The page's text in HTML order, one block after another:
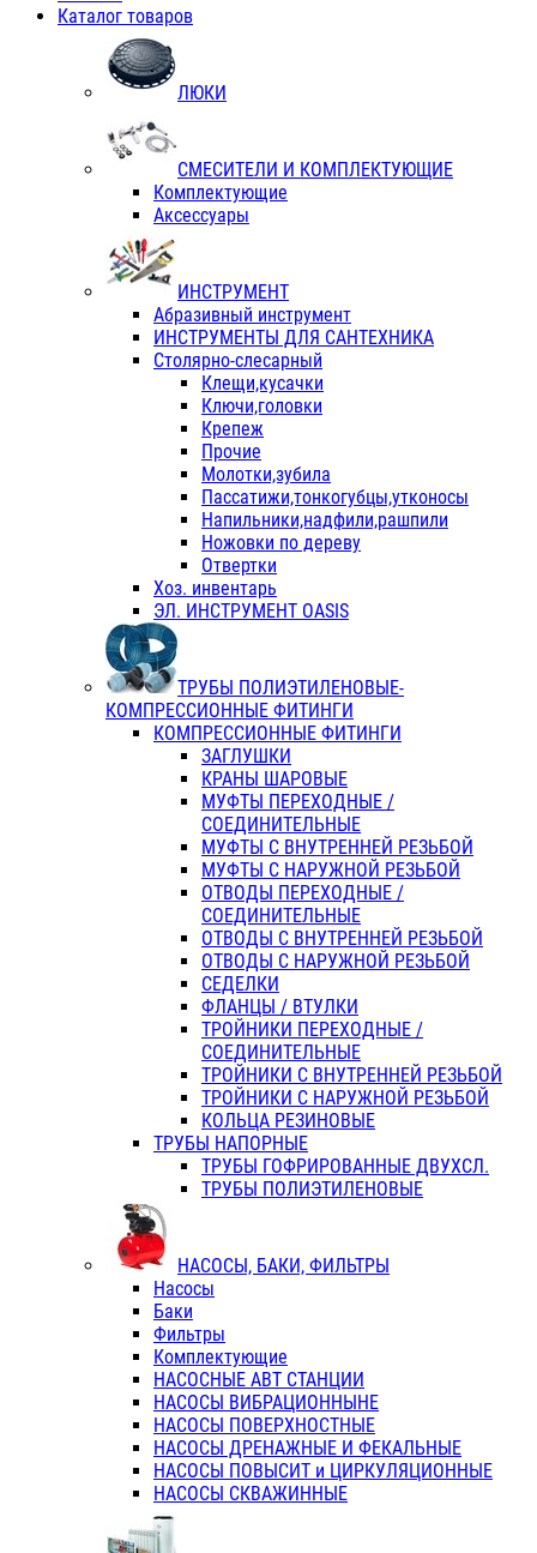
Каталог товаров
ЛЮКИ
СМЕСИТЕЛИ И КОМПЛЕКТУЮЩИЕ
Комплектующие
Аксессуары
ИНСТРУМЕНТ
Абразивный инструмент
ИНСТРУМЕНТЫ ДЛЯ САНТЕХНИКА
Столярно-слесарный
Клещи,кусачки
Ключи,головки
Крепеж
Прочие
Молотки,зубила
Пассатижи,тонкогубцы,утконосы
Напильники,надфили,рашпили
Ножовки по дереву
Отвертки
Хоз. инвентарь
ЭЛ. ИНСТРУМЕНТ OASIS
ТРУБЫ ПОЛИЭТИЛЕНОВЫЕ-
КОМПРЕССИОННЫЕ ФИТИНГИ
КОМПРЕССИОННЫЕ ФИТИНГИ
ЗАГЛУШКИ
КРАНЫ ШАРОВЫЕ
МУФТЫ ПЕРЕХОДНЫЕ /
СОЕДИНИТЕЛЬНЫЕ
МУФТЫ С ВНУТРЕННЕЙ РЕЗЬБОЙ
МУФТЫ С НАРУЖНОЙ РЕЗЬБОЙ
ОТВОДЫ ПЕРЕХОДНЫЕ /
СОЕДИНИТЕЛЬНЫЕ
ОТВОДЫ С ВНУТРЕННЕЙ РЕЗЬБОЙ
ОТВОДЫ С НАРУЖНОЙ РЕЗЬБОЙ
СЕДЕЛКИ
ФЛАНЦЫ / ВТУЛКИ
ТРОЙНИКИ ПЕРЕХОДНЫЕ /
СОЕДИНИТЕЛЬНЫЕ
ТРОЙНИКИ С ВНУТРЕННЕЙ РЕЗЬБОЙ
ТРОЙНИКИ С НАРУЖНОЙ РЕЗЬБОЙ
КОЛЬЦА РЕЗИНОВЫЕ
ТРУБЫ НАПОРНЫЕ
ТРУБЫ ГОФРИРОВАННЫЕ ДВУХСЛ.
ТРУБЫ ПОЛИЭТИЛЕНОВЫЕ
НАСОСЫ, БАКИ, ФИЛЬТРЫ
Насосы
Баки
Фильтры
Комплектующие
НАСОСНЫЕ АВТ СТАНЦИИ
НАСОСЫ ВИБРАЦИОННЫНЕ
НАСОСЫ ПОВЕРХНОСТНЫЕ
НАСОСЫ ДРЕНАЖНЫЕ И ФЕКАЛЬНЫЕ
НАСОСЫ ПОВЫСИТ и ЦИРКУЛЯЦИОННЫЕ
НАСОСЫ СКВАЖИННЫЕ